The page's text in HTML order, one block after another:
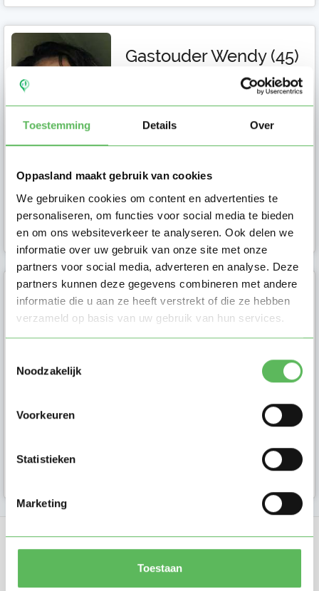
Toestemming Details Over
Oppasland maakt gebruik van cookies
We gebruiken cookies om content en advertenties te
personaliseren, om functies voor social media te bieden
en om ons websiteverkeer te analyseren. Ook delen we
informatie over uw gebruik van onze site met onze
partners voor social media, adverteren en analyse. Deze
partners kunnen deze gegevens combineren met andere
informatie die u aan ze heeft verstrekt of die ze hebben
verzameld op basis van uw gebruik van hun services.
Noodzakelijk
Voorkeuren
Statistieken
Marketing
Toestaan
Gastouder in
Gastouder Wendy (45)
Getrouwd Moeder van 3 kanjers,
zoon van 25 dochter van 23 onze
Jose (64)
Hallo ouders, Mijn naam is José,
maandag, dinsdag óf woensdag